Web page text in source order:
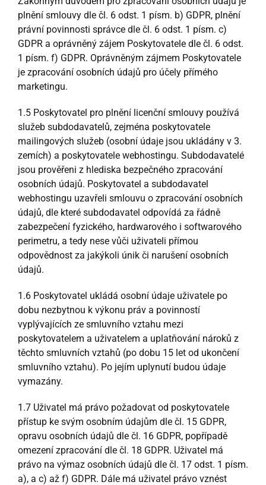
plnění smlouvy dle čl. 6 odst. 1 písm. b) GDPR, plnění
právní povinnosti správce dle čl. 6 odst. 1 písm. c)
GDPR a oprávněný zájem Poskytovatele dle čl. 6 odst.
1 písm. f) GDPR. Oprávněným zájmem Poskytovatele
je zpracování osobních údajů pro účely přímého
marketingu.
1.5 Poskytovatel pro plnění licenční smlouvy používá
služeb subdodavatelů, zejména poskytovatele
mailingových služeb (osobní údaje jsou ukládány v 3.
zemích) a poskytovatele webhostingu. Subdodavatelé
jsou prověřeni z hlediska bezpečného zpracování
osobních údajů. Poskytovatel a subdodavatel
webhostingu uzavřeli smlouvu o zpracování osobních
údajů, dle které subdodavatel odpovídá za řádně
zabezpečení fyzického, hardwarového i softwarového
perimetru, a tedy nese vůči uživateli přímou
odpovědnost za jakýkoli únik či narušení osobních
údajů.
1.6 Poskytovatel ukládá osobní údaje uživatele po
dobu nezbytnou k výkonu práv a povinností
vyplývajících ze smluvního vztahu mezi
poskytovatelem a uživatelem a uplatňování nároků z
těchto smluvních vztahů (po dobu 15 let od ukončení
smluvního vztahu). Po jejím uplynutí budou údaje
vymazány.
1.7 Uživatel má právo požadovat od poskytovatele
přístup ke svým osobním údajům dle čl. 15 GDPR,
opravu osobních údajů dle čl. 16 GDPR, popřípadě
omezení zpracování dle čl. 18 GDPR. Uživatel má
právo na výmaz osobních údajů dle čl. 17 odst. 1 písm.
a), a c) až f) GDPR. Dále má uživatel právo vznést